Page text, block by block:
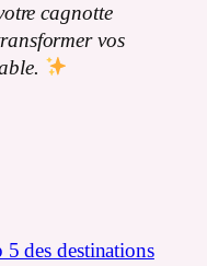
cagnotte
vos
5 des destinations